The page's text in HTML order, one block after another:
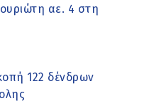
αε. 4 στη
122 δένδρων